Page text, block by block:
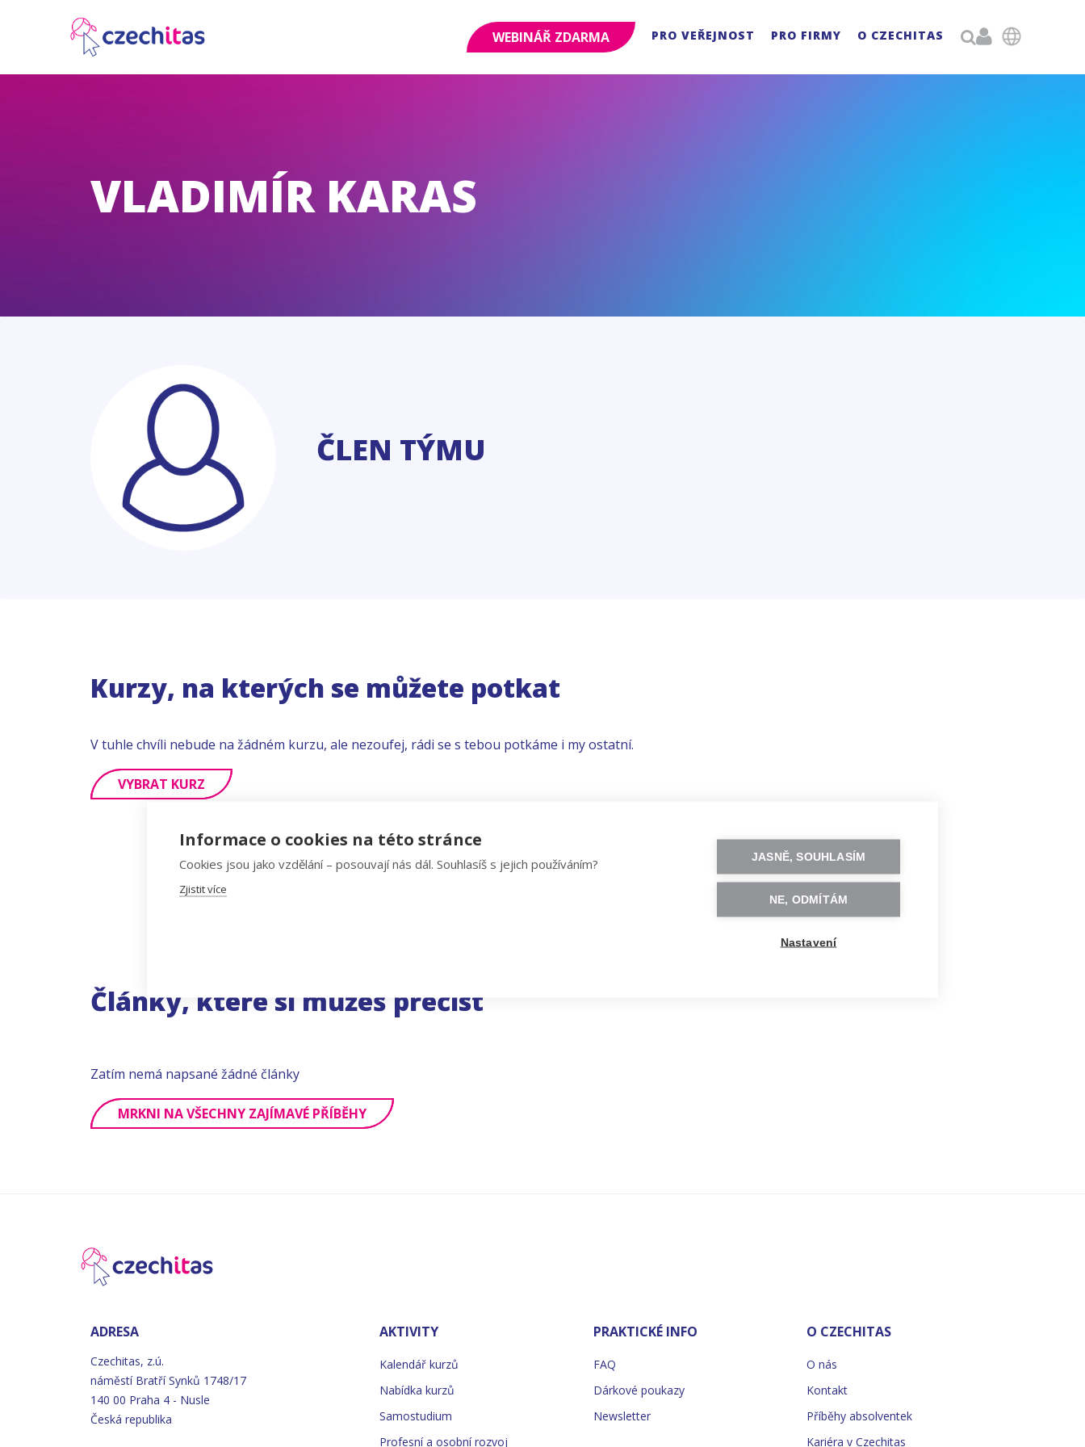
WEBINÁŘ ZDARMA PRO VEŘEJNOST PRO FIRMY O CZECHITAS 
VLADIMÍR KARAS
ČLEN TÝMU
Kurzy, na kterých se můžete potkat
V tuhle chvíli nebude na žádném kurzu, ale nezoufej, rádi se s tebou potkáme i my ostatní.
VYBRAT KURZ
Články, které si můžeš přečíst
Zatím nemá napsané žádné články
MRKNI NA VŠECHNY ZAJÍMAVÉ PŘÍBĚHY
ADRESA
Czechitas, z.ú.
náměstí Bratří Synků 1748/17
140 00 Praha 4 - Nusle
Česká republika
AKTIVITY
Kalendář kurzů
Nabídka kurzů
Samostudium
Profesní a osobní rozvoj
PRAKTICKÉ INFO
FAQ
Dárkové poukazy
Newsletter
O CZECHITAS
O nás
Kontakt
Příběhy absolventek
Kariéra v Czechitas
Informace o cookies na této stránce
Cookies jsou jako vzdělání – posouvají nás dál. Souhlasíš s jejich používáním?
Zjistit více
JASNĚ, SOUHLASÍM
NE, ODMÍTÁM
Nastavení